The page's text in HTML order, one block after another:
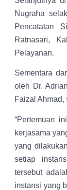
Nugraha
Pencatatan
Ratnasari,
Pelayanan.
Sementara
oleh Dr.
Faizal
“Pertemuan
kerjasama
yang
setiap
tersebut
instansi yang